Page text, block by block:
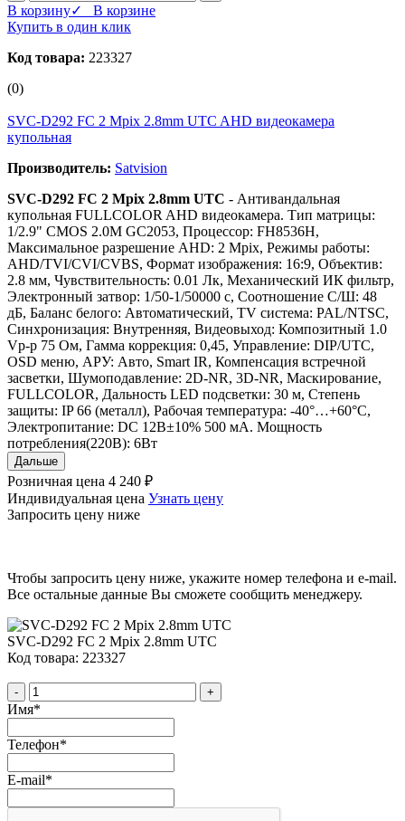
В корзину✓ В корзине
Купить в один клик
Код товара: 223327
(0)
SVC-D292 FC 2 Mpix 2.8mm UTC AHD видеокамера
купольная
Производитель: Satvision
SVC-D292 FC 2 Mpix 2.8mm UTC - Антивандальная
купольная FULLCOLOR AHD видеокамера. Тип матрицы:
1/2.9" CMOS 2.0M GС2053, Процессор: FH8536H,
Максимальное разрешение AHD: 2 Mpix, Режимы работы:
AHD/TVI/CVI/CVBS, Формат изображения: 16:9, Объектив:
2.8 мм, Чувствительность: 0.01 Лк, Механический ИК фильтр,
Электронный затвор: 1/50-1/50000 c, Соотношение С/Ш: 48
дБ, Баланс белого: Автоматический, TV система: PAL/NTSC,
Синхронизация: Внутренняя, Видеовыход: Композитный 1.0
Vp-p 75 Ом, Гамма коррекция: 0,45, Управление: DIP/UTC,
OSD меню, АРУ: Авто, Smart IR, Компенсация встречной
засветки, Шумоподавление: 2D-NR, 3D-NR, Маскирование,
FULLCOLOR, Дальность LED подсветки: 30 м, Степень
защиты: IP 66 (металл), Рабочая температура: -40°…+60°C,
Электропитание: DC 12B±10% 500 мА. Мощность
потребления(220В): 6Вт
Дальше
Розничная цена 4 240 ₽
Индивидуальная цена Узнать цену
Запросить цену ниже
Чтобы запросить цену ниже, укажите номер телефона и e-mail.
Все остальные данные Вы сможете сообщить менеджеру.
SVC-D292 FC 2 Mpix 2.8mm UTC
Код товара: 223327
- +
Имя*
Телефон*
E-mail*